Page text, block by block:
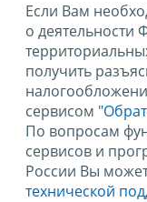
Если Вам
о деятельности
получить
сервисом
По вопросам
сервисов и
России Вы
технической